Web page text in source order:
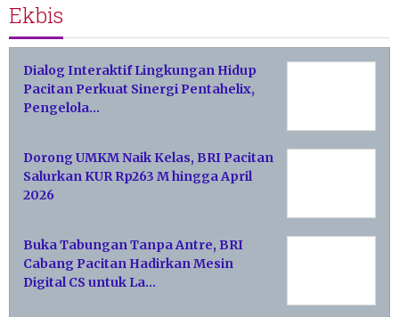
Ekbis
Dialog Interaktif Lingkungan Hidup
Pacitan Perkuat Sinergi Pentahelix,
Pengelola…
Dorong UMKM Naik Kelas, BRI Pacitan
Salurkan KUR Rp263 M hingga April
2026
Buka Tabungan Tanpa Antre, BRI
Cabang Pacitan Hadirkan Mesin
Digital CS untuk La…